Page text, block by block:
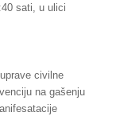
sati, u ulici
civilne
na gašenju